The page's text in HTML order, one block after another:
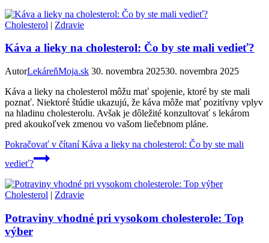
Cholesterol | Zdravie
Káva a lieky na cholesterol: Čo by ste mali vedieť?
AutorLekáreňMoja.sk 30. novembra 202530. novembra 2025
Káva a lieky na cholesterol môžu mať spojenie, ktoré by ste mali
poznať. Niektoré štúdie ukazujú, že káva môže mať pozitívny vplyv
na hladinu cholesterolu. Avšak je dôležité konzultovať s lekárom
pred akoukoľvek zmenou vo vašom liečebnom pláne.
Pokračovať v čítaníKáva a lieky na cholesterol: Čo by ste mali
vedieť?
Cholesterol | Zdravie
Potraviny vhodné pri vysokom cholesterole: Top
výber